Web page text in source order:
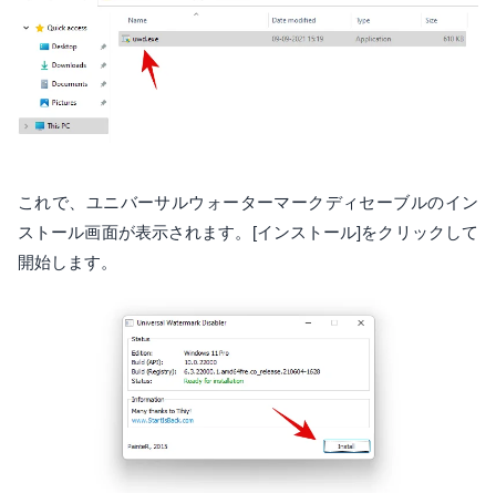
これで、ユニバーサルウォーターマークディセーブルのイン
ストール画面が表示されます。[インストール]をクリックして
開始します。